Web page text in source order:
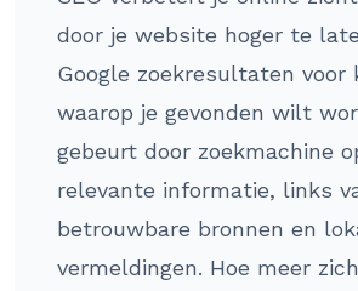
door je website hoger te
Google zoekresultaten voor
waarop je gevonden wilt
gebeurt door zoekmachine
relevante informatie, links
betrouwbare bronnen en
vermeldingen. Hoe meer